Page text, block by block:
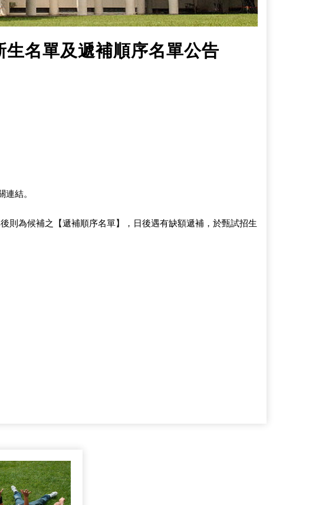
名單及遞補順序名單公告
結。
則為候補之【遞補順序名單】，日後遇有缺額遞補，於甄試招生